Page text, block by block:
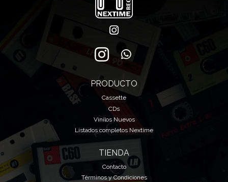
PRODUCTO
Cassette
CDs
Vinilos Nuevos
Listados completos Nextime
TIENDA
Contacto
Términos y Condiciones